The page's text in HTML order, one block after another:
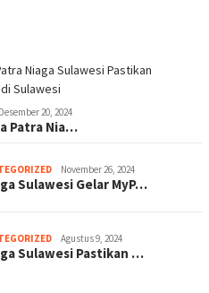
Desember 20, 2024
Patra Nia…
November 26, 2024
Sulawesi Gelar MyP…
Agustus 9, 2024
Sulawesi Pastikan …